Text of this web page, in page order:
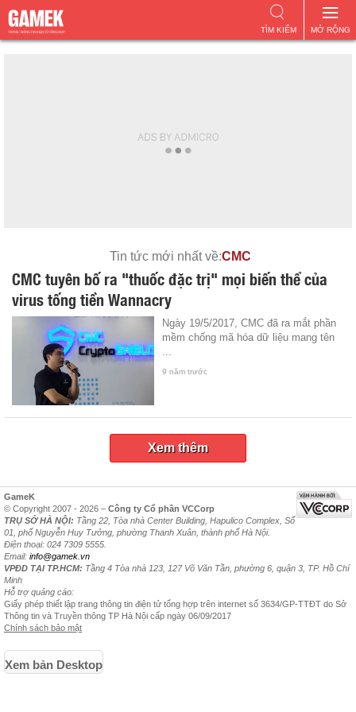
MỞ RỘNG
TÌM KIẾM
Tin tức mới nhất về:CMC
CMC tuyên bố ra "thuốc đặc trị" mọi biến thể của
virus tống tiền Wannacry
Ngày 19/5/2017, CMC đã ra mắt phần
mềm chống mã hóa dữ liệu mang tên
...
9 năm trước
Xem thêm
GameK
© Copyright 2007 - 2026 – Công ty Cổ phần VCCorp
TRỤ SỞ HÀ NỘI: Tầng 22, Tòa nhà Center Building, Hapulico Complex, Số
01, phố Nguyễn Huy Tưởng, phường Thanh Xuân, thành phố Hà Nội.
Điện thoại: 024 7309 5555.
Email: info@gamek.vn
VPĐD TẠI TP.HCM: Tầng 4 Tòa nhà 123, 127 Võ Văn Tần, phường 6, quận 3, TP. Hồ Chí
Minh
Hỗ trợ quảng cáo:
Giấy phép thiết lập trang thông tin điện tử tổng hợp trên internet số 3634/GP-TTĐT do Sở
Thông tin và Truyền thông TP Hà Nội cấp ngày 06/09/2017
Chính sách bảo mật
Xem bản Desktop